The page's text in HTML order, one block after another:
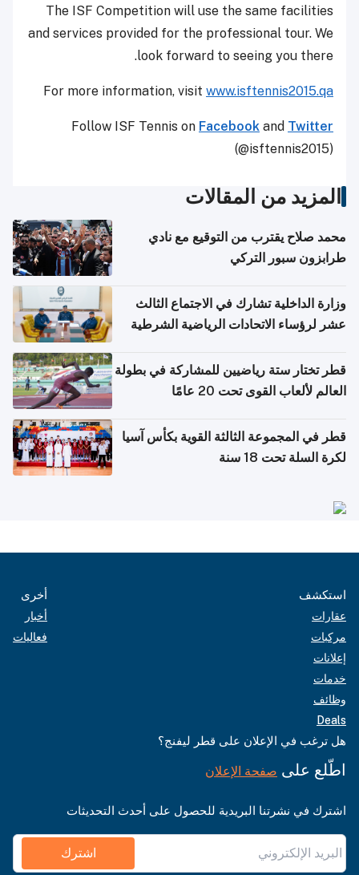
The ISF Competition will use the same facilities
and services provided for the professional tour. We
look forward to seeing you there.
For more information, visit www.isftennis2015.qa
Follow ISF Tennis on Facebook and Twitter
(@isftennis2015)
المزيد من المقالات
محمد صلاح يقترب من التوقيع مع نادي
طرابزون سبور التركي
وزارة الداخلية تشارك في الاجتماع الثالث
عشر لرؤساء الاتحادات الرياضية الشرطية
قطر تختار ستة رياضيين للمشاركة في بطولة
العالم لألعاب القوى تحت 20 عامًا
قطر في المجموعة الثالثة القوية بكأس آسيا
لكرة السلة تحت 18 سنة
استكشف
عقارات
مركبات
إعلانات
خدمات
وظائف
Deals
أخرى
أخبار
فعاليات
هل ترغب في الإعلان على قطر ليفنج؟
اطّلع على صفحة الإعلان
اشترك في نشرتنا البريدية للحصول على أحدث التحديثات
اشترك